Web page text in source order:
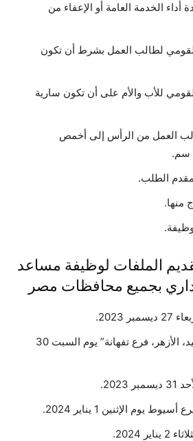
أداء الخدمة العامة أو الإعفاء من
لطالب العمل بشرط أن تكون
للأب والأم على أن تكون سارية
العمل من الرأس إلى أخمص
الطلب.
منها.
الملفات لوظيفة مساعد
بجميع محافظات مصر
2023.
جامعات “دمياط، بورسعيد، الأزهر، فرع تفهانة” يوم السبت 30
يوم الإثنين 1 يناير 2024.
2024.